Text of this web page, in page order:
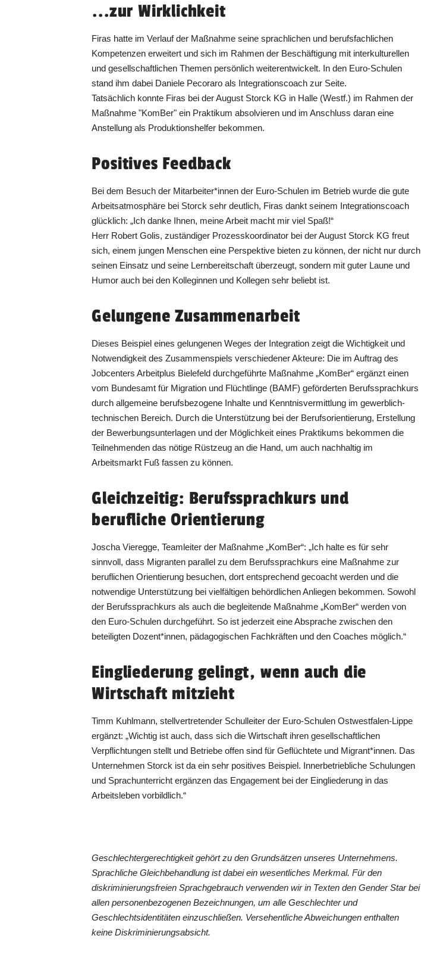
...zur Wirklichkeit
Firas hatte im Verlauf der Maßnahme seine sprachlichen und berufsfachlichen
Kompetenzen erweitert und sich im Rahmen der Beschäftigung mit interkulturellen
und gesellschaftlichen Themen persönlich weiterentwickelt. In den Euro-Schulen
stand ihm dabei Daniele Pecoraro als Integrationscoach zur Seite.
Tatsächlich konnte Firas bei der August Storck KG in Halle (Westf.) im Rahmen der
Maßnahme "KomBer" ein Praktikum absolvieren und im Anschluss daran eine
Anstellung als Produktionshelfer bekommen.
Positives Feedback
Bei dem Besuch der Mitarbeiter*innen der Euro-Schulen im Betrieb wurde die gute
Arbeitsatmosphäre bei Storck sehr deutlich, Firas dankt seinem Integrationscoach
glücklich: „Ich danke Ihnen, meine Arbeit macht mir viel Spaß!“
Herr Robert Golis, zuständiger Prozesskoordinator bei der August Storck KG freut
sich, einem jungen Menschen eine Perspektive bieten zu können, der nicht nur durch
seinen Einsatz und seine Lernbereitschaft überzeugt, sondern mit guter Laune und
Humor auch bei den Kolleginnen und Kollegen sehr beliebt ist.
Gelungene Zusammenarbeit
Dieses Beispiel eines gelungenen Weges der Integration zeigt die Wichtigkeit und
Notwendigkeit des Zusammenspiels verschiedener Akteure: Die im Auftrag des
Jobcenters Arbeitplus Bielefeld durchgeführte Maßnahme „KomBer“ ergänzt einen
vom Bundesamt für Migration und Flüchtlinge (BAMF) geförderten Berufssprachkurs
durch allgemeine berufsbezogene Inhalte und Kenntnisvermittlung im gewerblich-
technischen Bereich. Durch die Unterstützung bei der Berufsorientierung, Erstellung
der Bewerbungsunterlagen und der Möglichkeit eines Praktikums bekommen die
Teilnehmenden das nötige Rüstzeug an die Hand, um auch nachhaltig im
Arbeitsmarkt Fuß fassen zu können.
Gleichzeitig: Berufssprachkurs und
berufliche Orientierung
Joscha Vieregge, Teamleiter der Maßnahme „KomBer“: „Ich halte es für sehr
sinnvoll, dass Migranten parallel zu dem Berufssprachkurs eine Maßnahme zur
beruflichen Orientierung besuchen, dort entsprechend gecoacht werden und die
notwendige Unterstützung bei vielfältigen behördlichen Anliegen bekommen. Sowohl
der Berufssprachkurs als auch die begleitende Maßnahme „KomBer“ werden von
den Euro-Schulen durchgeführt. So ist jederzeit eine Absprache zwischen den
beteiligten Dozent*innen, pädagogischen Fachkräften und den Coaches möglich.“
Eingliederung gelingt, wenn auch die
Wirtschaft mitzieht
Timm Kuhlmann, stellvertretender Schulleiter der Euro-Schulen Ostwestfalen-Lippe
ergänzt: „Wichtig ist auch, dass sich die Wirtschaft ihren gesellschaftlichen
Verpflichtungen stellt und Betriebe offen sind für Geflüchtete und Migrant*innen. Das
Unternehmen Storck ist da ein sehr positives Beispiel. Innerbetriebliche Schulungen
und Sprachunterricht ergänzen das Engagement bei der Eingliederung in das
Arbeitsleben vorbildlich.“
Geschlechtergerechtigkeit gehört zu den Grundsätzen unseres Unternehmens.
Sprachliche Gleichbehandlung ist dabei ein wesentliches Merkmal. Für den
diskriminierungsfreien Sprachgebrauch verwenden wir in Texten den Gender Star bei
allen personenbezogenen Bezeichnungen, um alle Geschlechter und
Geschlechtsidentitäten einzuschließen. Versehentliche Abweichungen enthalten
keine Diskriminierungsabsicht.